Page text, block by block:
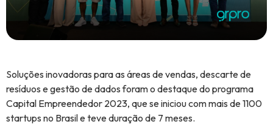
Soluções inovadoras para as áreas de vendas, descarte de
resíduos e gestão de dados foram o destaque do programa
Capital Empreendedor 2023, que se iniciou com mais de 1100
startups no Brasil e teve duração de 7 meses.